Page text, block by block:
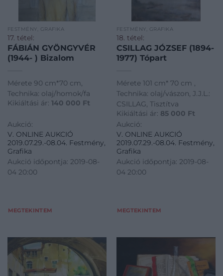
FESTMÉNY, GRAFIKA
17. tétel:
FÁBIÁN GYÖNGYVÉR
(1944- ) Bizalom
Mérete 90 cm*70 cm,
Technika: olaj/homok/fa
Kikiáltási ár: 140 000 Ft
Aukció:
V. ONLINE AUKCIÓ
2019.07.29.-08.04. Festmény,
Grafika
Aukció időpontja: 2019-08-
04 20:00
MEGTEKINTEM
FESTMÉNY, GRAFIKA
18. tétel:
CSILLAG JÓZSEF (1894-
1977) Tópart
Mérete 101 cm* 70 cm ,
Technika: olaj/vászon, J.J.L.:
CSILLAG, Tisztítva
Kikiáltási ár: 85 000 Ft
Aukció:
V. ONLINE AUKCIÓ
2019.07.29.-08.04. Festmény,
Grafika
Aukció időpontja: 2019-08-
04 20:00
MEGTEKINTEM